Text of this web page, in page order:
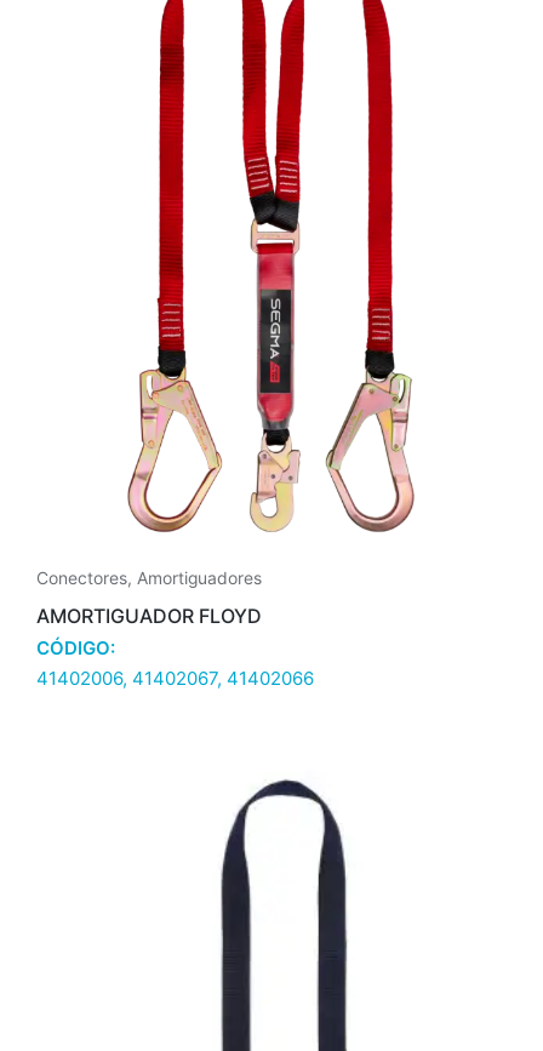
Conectores, Amortiguadores
AMORTIGUADOR FLOYD
CÓDIGO:
41402006, 41402067, 41402066